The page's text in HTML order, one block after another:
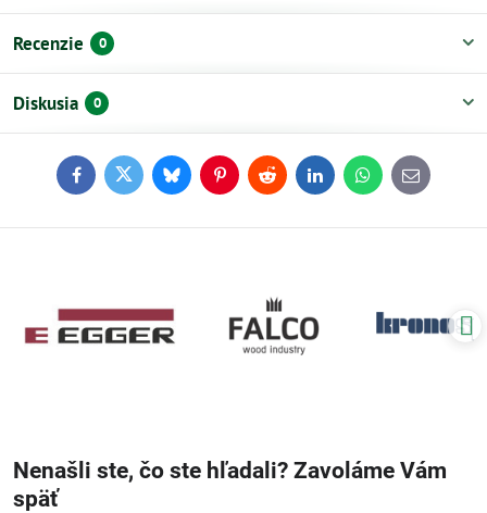
Recenzie 0
Diskusia 0
FacebookTwitterBlueskyPinterestReddit LinkedInWhatsApp
E-
mail
Nenašli ste, čo ste hľadali? Zavoláme Vám
späť